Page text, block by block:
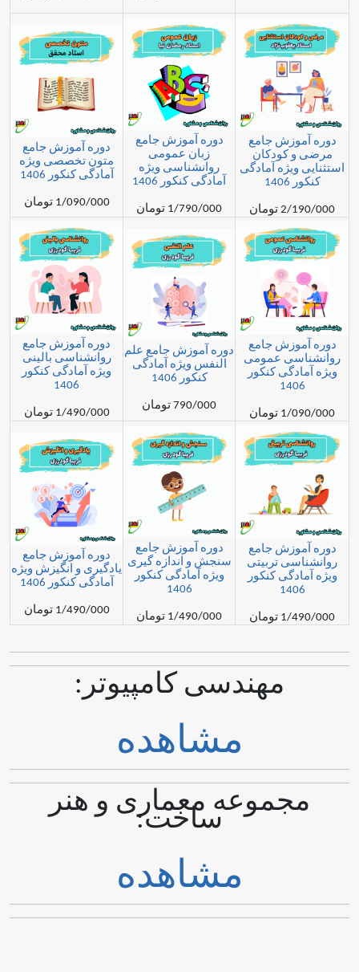
جامع
آمادگی
دوره آموزش جامع
زبان عمومی
روانشناسی ویژه
آمادگی کنکور 1406
1/790/000 تومان
دوره آموزش جامع
متون تخصصی ویژه
آمادگی کنکور 1406
1/090/000 تومان
جامع
عمومی
کنکور
دوره آموزش جامع علم
النفس ویژه آمادگی
کنکور 1406
790/000 تومان
دوره آموزش جامع
روانشناسی بالینی
ویژه آمادگی کنکور
1/490/000 تومان
جامع
تربیتی
کنکور
دوره آموزش جامع
سنجش و اندازه گیری
ویژه آمادگی کنکور
1/490/000 تومان
دوره آموزش جامع
یادگیری و انگیزش ویژه
آمادگی کنکور 1406
1/490/000 تومان
مهندسی کامپیوتر:
مشاهده
معماری و هنر
ساخت:
مشاهده